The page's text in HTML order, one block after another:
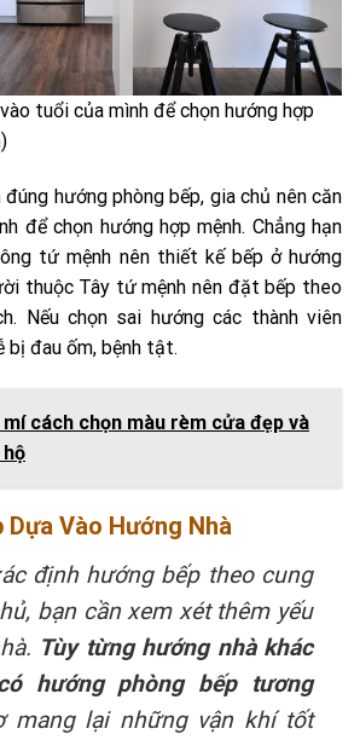
tuổi của mình để chọn hướng hợp
hướng phòng bếp, gia chủ nên căn
để chọn hướng hợp mệnh. Chẳng hạn
tứ mệnh nên thiết kế bếp ở hướng
thuộc Tây tứ mệnh nên đặt bếp theo
Nếu chọn sai hướng các thành viên
bị đau ốm, bệnh tật.
cách chọn màu rèm cửa đẹp và
Vào Hướng Nhà
định hướng bếp theo cung
bạn cần xem xét thêm yếu
Tùy từng hướng nhà khác
hướng phòng bếp tương
mang lại những vận khí tốt